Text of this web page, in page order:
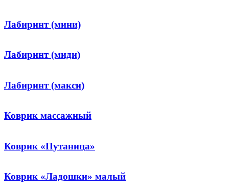
Лабиринт (мини)
Лабиринт (миди)
Лабиринт (макси)
Коврик массажный
Коврик «Путаница»
Коврик «Ладошки» малый